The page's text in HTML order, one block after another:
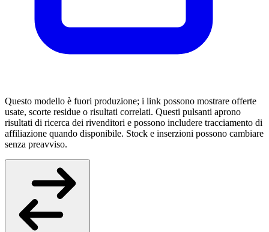
Questo modello è fuori produzione; i link possono mostrare offerte
usate, scorte residue o risultati correlati. Questi pulsanti aprono
risultati di ricerca dei rivenditori e possono includere tracciamento di
affiliazione quando disponibile. Stock e inserzioni possono cambiare
senza preavviso.